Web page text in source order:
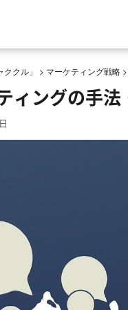
クル」 > マーケティング戦略
ィングの手